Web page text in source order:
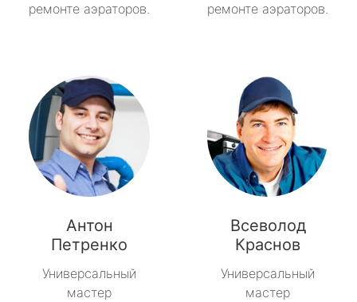
ремонте аэраторов.
ремонте аэраторов.
Антон
Петренко
Универсальный
мастер
Всеволод
Краснов
Универсальный
мастер